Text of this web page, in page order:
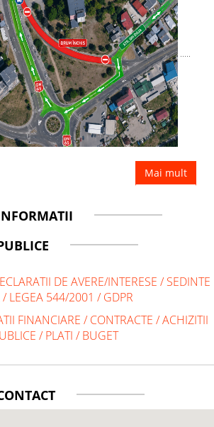
.....
Mai mult
DE AVERE/INTERESE /SEDINTE
/LEGEA 544/2001 /GDPR
FINANCIARE /CONTRACTE /ACHIZITII
/PLATI /BUGET